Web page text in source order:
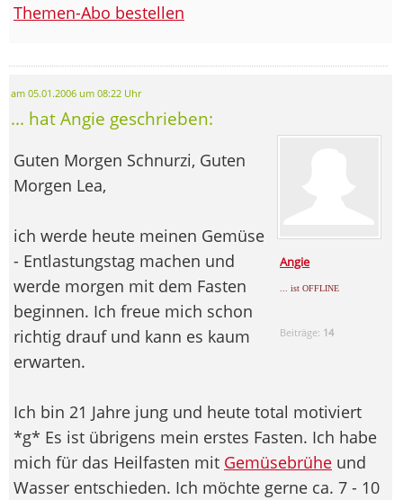
Themen-Abo bestellen
am 05.01.2006 um 08:22 Uhr
... hat Angie geschrieben:
Angie
... ist OFFLINE
Beiträge: 14
Guten Morgen Schnurzi, Guten
Morgen Lea,
ich werde heute meinen Gemüse
- Entlastungstag machen und
werde morgen mit dem Fasten
beginnen. Ich freue mich schon
richtig drauf und kann es kaum
erwarten.
Ich bin 21 Jahre jung und heute total motiviert
*g* Es ist übrigens mein erstes Fasten. Ich habe
mich für das Heilfasten mit Gemüsebrühe und
Wasser entschieden. Ich möchte gerne ca. 7 - 10